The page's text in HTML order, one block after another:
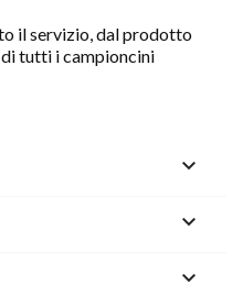
il servizio, dal prodotto
di tutti i campioncini


